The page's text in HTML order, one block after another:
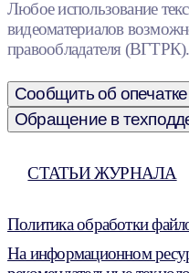
Любое использование
видеоматериалов
правообладателя (ВГТРК).
Сообщить об опечатке
Обращение в
СТАТЬИ ЖУРНАЛА
Политика обработки
На информационном